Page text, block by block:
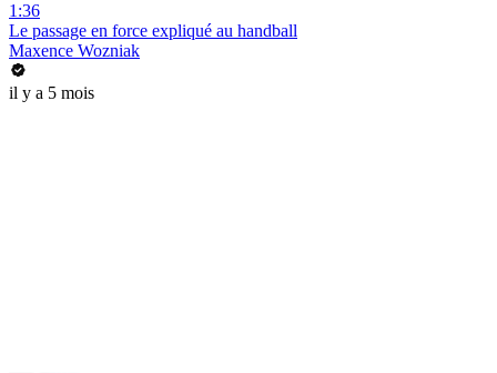
1:36
Le passage en force expliqué au handball
Maxence Wozniak
il y a 5 mois